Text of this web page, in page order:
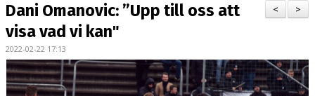
BILDGALLERI
KONTAKT
MATCHER
>
<
Dani Omanovic: ”Upp till oss att
visa vad vi kan"
2022-02-22 17:13